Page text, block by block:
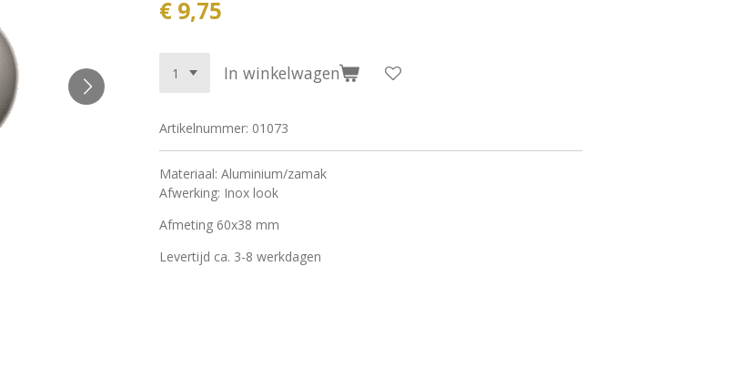
€ 9,75
In winkelwagen
Artikelnummer: 01073
Materiaal: Aluminium/zamak
Afwerking: Inox look
Afmeting 60x38 mm
Levertijd ca. 3-8 werkdagen